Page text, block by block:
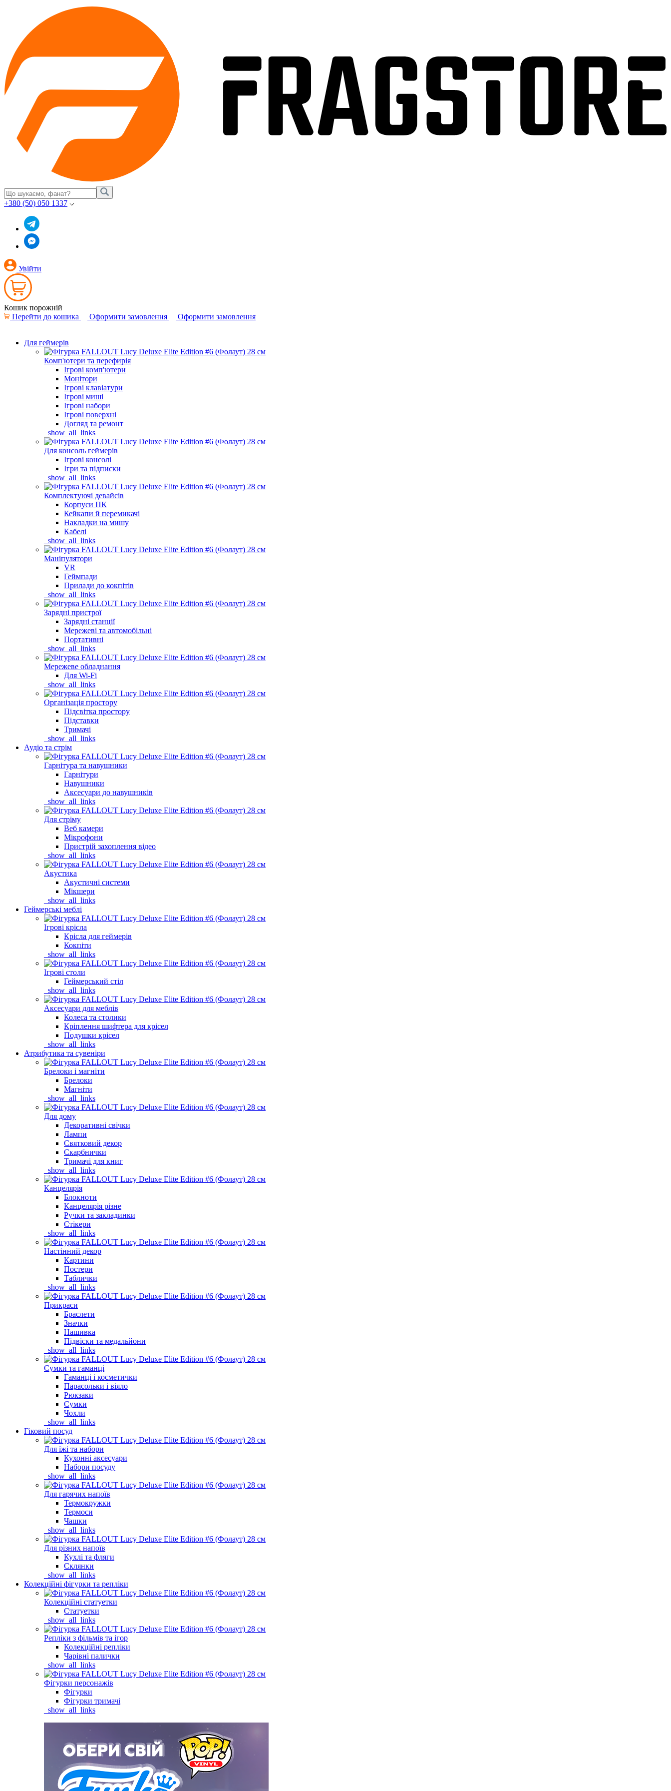
+380 (50) 050 1337
Увійти
Кошик порожній
Перейти до кошика
Оформити замовлення Оформити замовлення
Для геймерів
Комп'ютери та перефирія
Ігрові комп'ютери
Монітори
Ігрові клавіатури
Ігрові миші
Ігрові набори
Ігрові поверхні
Догляд та ремонт
_show_all_links
Для консоль геймерів
Ігрові консолі
Ігри та підписки
_show_all_links
Комплектуючі девайсів
Корпуси ПК
Кейкапи й перемикачі
Накладки на мишу
Кабелі
_show_all_links
Маніпулятори
VR
Геймпади
Прилади до кокпітів
_show_all_links
Зарядні пристрої
Зарядні станції
Мережеві та автомобільні
Портативні
_show_all_links
Мережеве обладнання
Для Wi-Fi
_show_all_links
Організація простору
Підсвітка простору
Підставки
Тримачі
_show_all_links
Аудіо та стрім
Гарнітура та навушники
Гарнітури
Навушники
Аксесуари до навушників
_show_all_links
Для стріму
Веб камери
Мікрофони
Пристрій захоплення відео
_show_all_links
Акустика
Акустичні системи
Мікшери
_show_all_links
Геймерські меблі
Ігрові крісла
Крісла для геймерів
Кокпіти
_show_all_links
Ігрові столи
Геймерський стіл
_show_all_links
Аксесуари для меблів
Колеса та столики
Кріплення шифтера для крісел
Подушки крісел
_show_all_links
Атрибутика та сувеніри
Брелоки і магніти
Брелоки
Магніти
_show_all_links
Для дому
Декоративні свічки
Лампи
Святковий декор
Скарбнички
Тримачі для книг
_show_all_links
Канцелярія
Блокноти
Канцелярія різне
Ручки та закладинки
Стікери
_show_all_links
Настінний декор
Картини
Постери
Таблички
_show_all_links
Прикраси
Браслети
Значки
Нашивка
Підвіски та медальйони
_show_all_links
Сумки та гаманці
Гаманці і косметички
Парасольки і віяло
Рюкзаки
Сумки
Чохли
_show_all_links
Гіковий посуд
Для їжі та набори
Кухонні аксесуари
Набори посуду
_show_all_links
Для гарячих напоїв
Термокружки
Термоси
Чашки
_show_all_links
Для різних напоїв
Кухлі та фляги
Склянки
_show_all_links
Колекційні фігурки та репліки
Колекційні статуетки
Статуетки
_show_all_links
Репліки з фільмів та ігор
Колекційні репліки
Чарівні палички
_show_all_links
Фігурки персонажів
Фігурки
Фігурки тримачі
_show_all_links